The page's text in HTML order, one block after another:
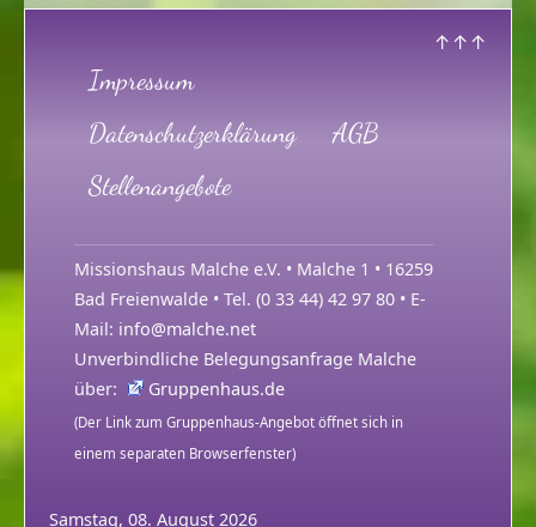
↑↑↑
Impressum
Datenschutzerklärung
AGB
Stellenangebote
Missionshaus Malche e.V. • Malche 1 • 16259
Bad Freienwalde • Tel. (0 33 44) 42 97 80 • E-
Mail: info@malche.net
Unverbindliche Belegungsanfrage Malche
über:
Gruppenhaus.de
(Der Link zum Gruppenhaus-Angebot öffnet sich in
einem separaten Browserfenster)
Samstag, 08. August 2026